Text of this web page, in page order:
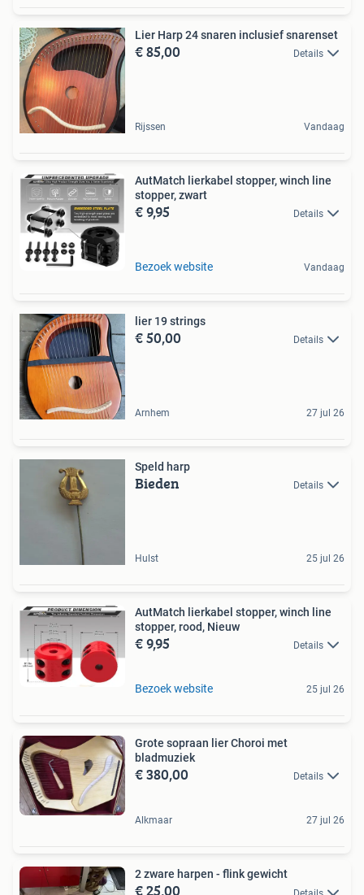
Lier Harp 24 snaren inclusief snarenset
€ 85,00 Details
Rijssen Vandaag
AutMatch lierkabel stopper, winch line
stopper, zwart
€ 9,95 Details
Bezoek website Vandaag
lier 19 strings
€ 50,00 Details
Arnhem 27 jul 26
Speld harp
Bieden Details
Hulst 25 jul 26
AutMatch lierkabel stopper, winch line
stopper, rood, Nieuw
€ 9,95 Details
Bezoek website 25 jul 26
Grote sopraan lier Choroi met
bladmuziek
€ 380,00 Details
Alkmaar 27 jul 26
2 zware harpen - flink gewicht